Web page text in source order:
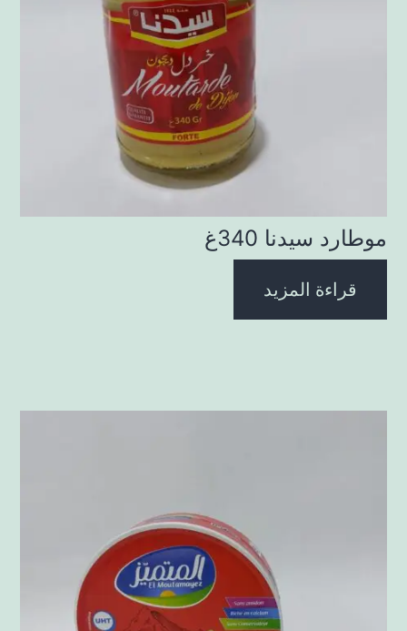
موطارد سيدنا 340غ
قراءة المزيد